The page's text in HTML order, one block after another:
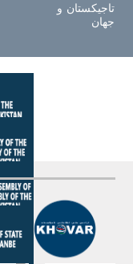
تاجیکستان و
جهان